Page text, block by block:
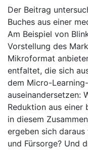
Der Beitrag
Buches aus einer
Am Beispiel von
Vorstellung des
Mikroformat
entfaltet, die sich
dem Micro-
auseinandersetzen:
Reduktion aus einer
in diesem
ergeben sich
und Fürsorge? Und